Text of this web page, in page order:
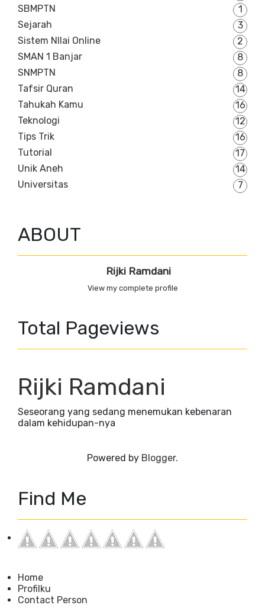
SBMPTN
1
Sejarah
3
Sistem NIlai Online
2
SMAN 1 Banjar
8
SNMPTN
8
Tafsir Quran
14
Tahukah Kamu
16
Teknologi
12
Tips Trik
16
Tutorial
17
Unik Aneh
14
Universitas
7
ABOUT
Rijki Ramdani
View my complete profile
Total Pageviews
Rijki Ramdani
Seseorang yang sedang menemukan kebenaran
dalam kehidupan-nya
Powered by Blogger.
Find Me
Home
Profilku
Contact Person